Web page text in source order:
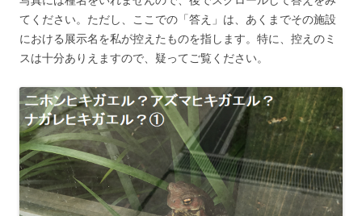
てください。ただし、ここでの「答え」は、あくまでその施設
における展示名を私が控えたものを指します。特に、控えのミ
スは十分ありえますので、疑ってご覧ください。